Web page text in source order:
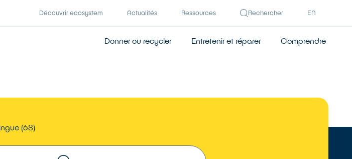
Découvrir ecosystem Actualités Ressources Rechercher EN
Donner ou recycler Entretenir et réparer Comprendre
(68)